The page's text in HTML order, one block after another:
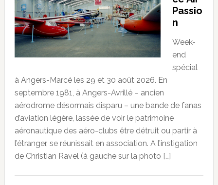
Passio
n
Week-
end
spécial
à Angers-Marcé les 29 et 30 août 2026. En
septembre 1981, à Angers-Avrillé – ancien
aérodrome désormais disparu – une bande de fanas
d’aviation légère, lassée de voir le patrimoine
aéronautique des aéro-clubs être détruit ou partir à
l’étranger, se réunissait en association. A l’instigation
de Christian Ravel (à gauche sur la photo […]